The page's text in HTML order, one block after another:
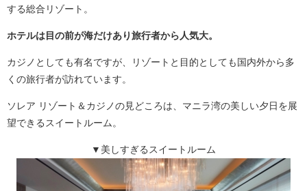
する総合リゾート。
ホテルは目の前が海だけあり旅行者から人気大。
カジノとしても有名ですが、リゾートと目的としても国内外から多
くの旅行者が訪れています。
ソレア リゾート＆カジノの見どころは、マニラ湾の美しい夕日を展
望できるスイートルーム。
▼美しすぎるスイートルーム